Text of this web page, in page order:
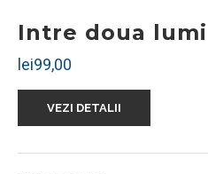
Intre doua
lei99,00
VEZI DETALII